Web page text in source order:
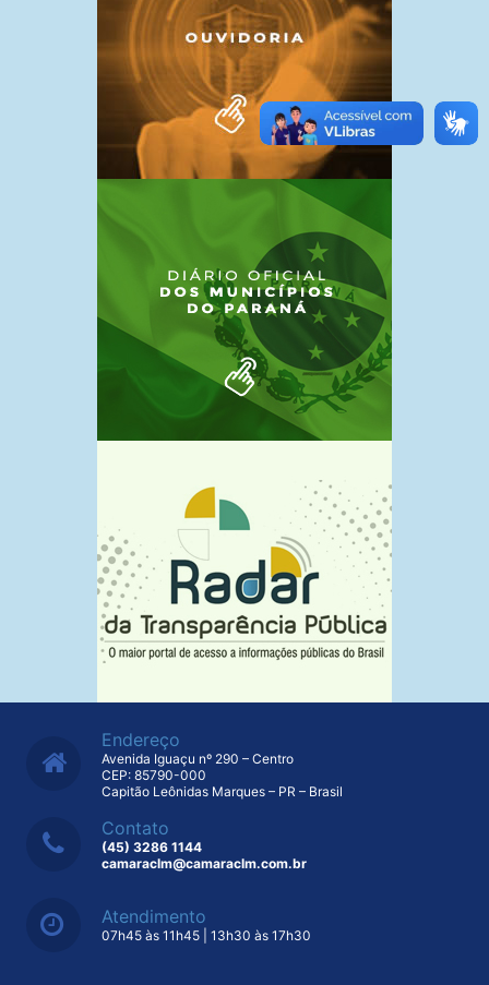
Endereço
Avenida Iguaçu nº 290 – Centro
CEP: 85790-000
Capitão Leônidas Marques – PR – Brasil
Contato
(45) 3286 1144
camaraclm@camaraclm.com.br
Atendimento
07h45 às 11h45 | 13h30 às 17h30